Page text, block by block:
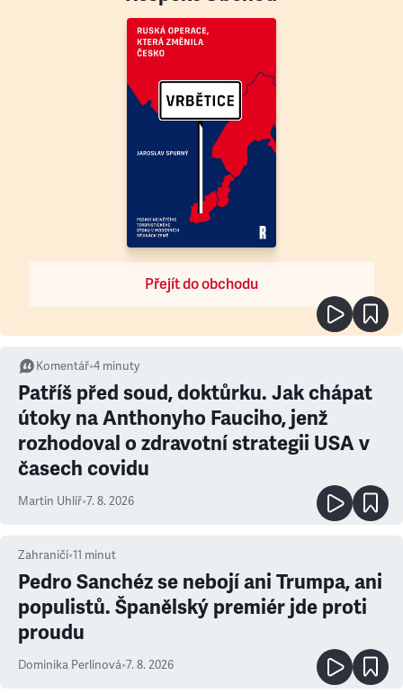
Přejít do obchodu
Komentář•4 minuty
Patříš před soud, doktůrku. Jak chápat
útoky na Anthonyho Fauciho, jenž
rozhodoval o zdravotní strategii USA v
časech covidu
Martin Uhlíř•7. 8. 2026
Zahraničí•11 minut
Pedro Sanchéz se nebojí ani Trumpa, ani
populistů. Španělský premiér jde proti
proudu
Dominika Perlínová•7. 8. 2026